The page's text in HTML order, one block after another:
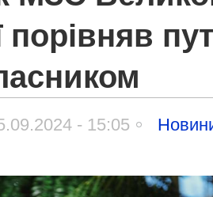
порівняв
- 15:05